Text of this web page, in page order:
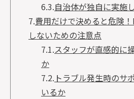
6.3.自治体が独自に実施
7.費用だけで決めると危険
しないための注意点
7.1.スタッフが直感的に
か
7.2. トラブル発生時のサ
いるか